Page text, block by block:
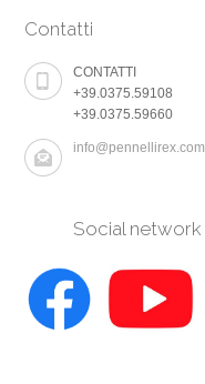
Contatti
CONTATTI
+39.0375.59108
+39.0375.59660
info@pennellirex.com
Social network